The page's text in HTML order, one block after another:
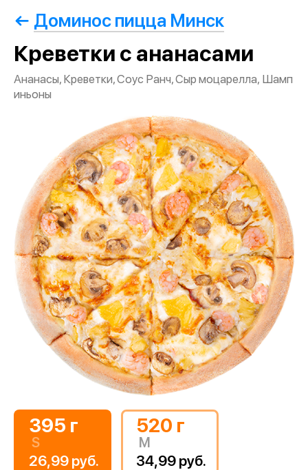
Доминос пицца Минск
Креветки с ананасами
Ананасы, Креветки, Соус Ранч, Сыр моцарелла, Шамп
иньоны
395 г
S
26,99 руб.
520 г
M
34,99 руб.